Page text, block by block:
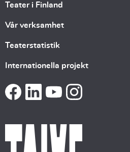
Teater i Finland
Vår verksamhet
Teaterstatistik
Internationella projekt